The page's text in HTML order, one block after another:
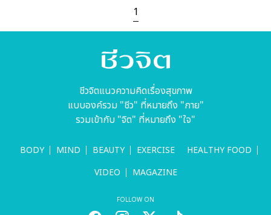
1
ชีวจิตแนวความคิดเรื่องสุขภาพ
แบบองค์รวม "ชีว" ที่หมายถึง "กาย"
รวมเข้ากับ "จิต" ที่หมายถึง "ใจ"
BODY MIND BEAUTY EXERCISE
HEALTHY FOOD
VIDEO
MAGAZINE
FOLLOW ON